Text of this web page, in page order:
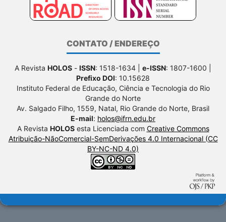
CONTATO / ENDEREÇO
A Revista HOLOS - ISSN: 1518-1634 | e-ISSN: 1807-1600 |
Prefixo DOI: 10.15628
Instituto Federal de Educação, Ciência e Tecnologia do Rio
Grande do Norte
Av. Salgado Filho, 1559, Natal, Rio Grande do Norte, Brasil
E-mail: holos@ifrn.edu.br
A Revista HOLOSesta Licenciada com Creative Commons
Atribuição-NãoComercial-SemDerivações 4.0 Internacional (CC
BY-NC-ND 4.0)